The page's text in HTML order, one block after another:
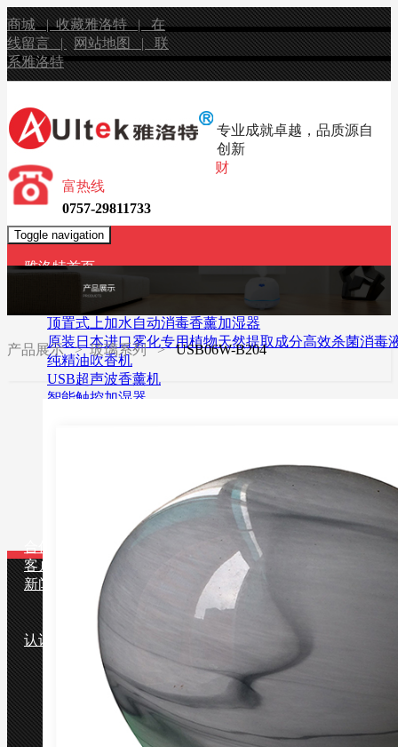
商城 |收藏雅洛特 |在
线留言 | 网站地图 |联
系雅洛特
专业成就卓越，品质源自
创新
财
富热线
0757-29811733
Toggle navigation
雅洛特首页
无水香薰机
顶置式上加水自动消毒香薰加湿器
原装日本进口雾化专用植物天然提取成分高效杀菌消毒
纯精油吹香机
USB超声波香薰机
智能触控加湿器
客户留言
新闻中心
公司动态
认识雅洛特
产品展示> 玻璃系列 >USB06W-B204